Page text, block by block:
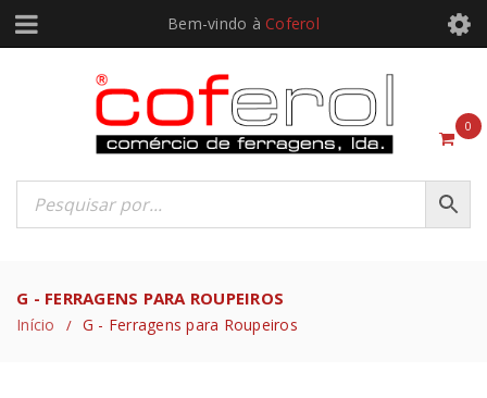
Bem-vindo à Coferol
0
G - FERRAGENS PARA ROUPEIROS
Início / G - Ferragens para Roupeiros